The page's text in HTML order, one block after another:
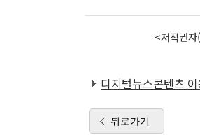
<저작권
디지털뉴스콘텐츠
뒤로가기